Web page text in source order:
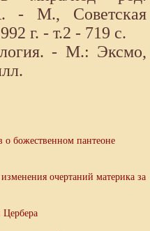
- М., Советская
г. - т.2 - 719 с.
- М.: Эксмо,
о божественном пантеоне
очертаний материка за
Цербера